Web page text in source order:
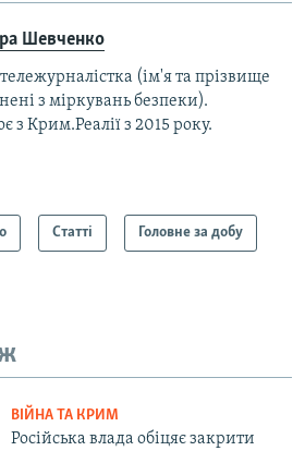
Шевченко
(ім'я та прізвище
з міркувань безпеки).
з Крим.Реалії з 2015 року.
Статті Головне за добу
ВІЙНА ТА КРИМ
Російська влада обіцяє закрити